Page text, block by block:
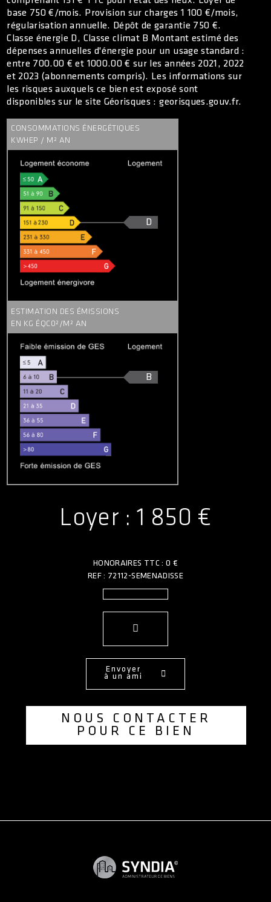
base 750 €/mois. Provision sur charges 1 100 €/mois,
régularisation annuelle. Dépôt de garantie 750 €.
Classe énergie D, Classe climat B Montant estimé des
dépenses annuelles d'énergie pour un usage standard :
entre 700.00 € et 1000.00 € sur les années 2021, 2022
et 2023 (abonnements compris). Les informations sur
les risques auxquels ce bien est exposé sont
disponibles sur le site Géorisques : georisques.gouv.fr.
CONSOMMATIONS ÉNERGÉTIQUES
KWHEP / M² AN
D
ESTIMATION DES ÉMISSIONS
EN KG ÉQC0²/M² AN
B
Loyer : 1 850 €
HONORAIRES TTC : 0 €
REF : 72112-SEMENADISSE
Envoyer
à un ami
NOUS CONTACTER
POUR CE BIEN